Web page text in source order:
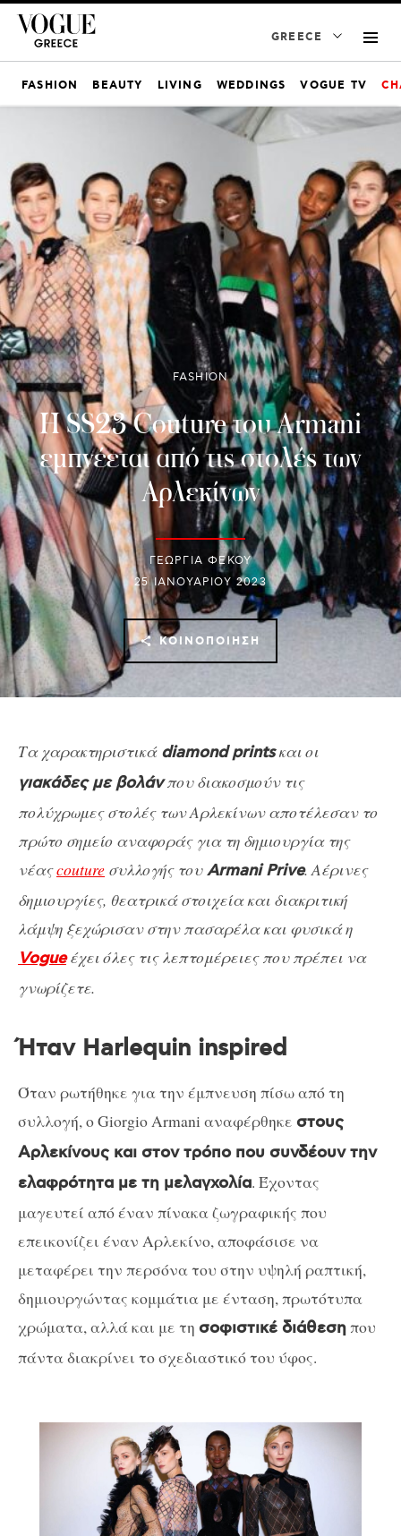
GREECE
FASHION BEAUTY LIVING WEDDINGS VOGUE TV
FASHION
Η SS23 Couture του Armani
εμπνέεται από τις στολές των
Αρλεκίνων
ΓΕΩΡΓΙΑ ΦΕΚΟΥ
25 ΙΑΝΟΥΑΡΊΟΥ 2023
ΚΟΙΝΟΠΟΊΗΣΗ
Τα χαρακτηριστικάdiamond printsκαι οι
γιακάδες με βολάνπου διακοσμούν τις
πολύχρωμες στολές των Αρλεκίνων αποτέλεσαν το
πρώτο σημείο αναφοράς για τη δημιουργία της
νέαςcouture συλλογής τουArmani Prive. Αέρινες
δημιουργίες, θεατρικά στοιχεία και διακριτική
λάμψη ξεχώρισαν στην πασαρέλα και φυσικά η
Vogueέχει όλες τις λεπτομέρειες που πρέπει να
γνωρίζετε.
Ήταν Harlequin inspired
Όταν ρωτήθηκε για την έμπνευση πίσω από τη
συλλογή, ο Giorgio Armani αναφέρθηκε στους
Αρλεκίνους και στον τρόπο που συνδέουν την
ελαφρότητα με τη μελαγχολία. Έχοντας
μαγευτεί από έναν πίνακα ζωγραφικής που
επεικονίζει έναν Αρλεκίνο, αποφάσισε να
μεταφέρει την περσόνα του στην υψηλή ραπτική,
δημιουργώντας κομμάτια με ένταση, πρωτότυπα
χρώματα, αλλά και με τη σοφιστικέ διάθεσηπου
πάντα διακρίνει το σχεδιαστικό του ύφος.